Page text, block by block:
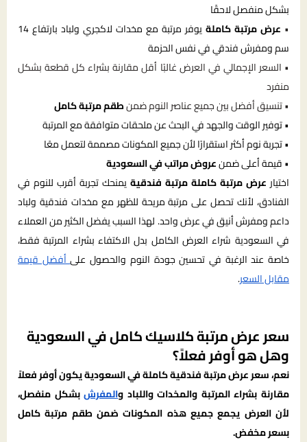
بشكل منفصل لاحقًا
• عرض مرتبة كاملة
يوفر مرتبة مع مخدات لاكجري ولباد بارتفاع 14
سم ومفرش فندقي في نفس الحزمة
• السعر الإجمالي في العرض غالبًا أقل مقارنة بشراء كل قطعة بشكل
منفرد
• تنسيق أفضل بين جميع عناصر النوم ضمنطقم مرتبة كامل
• توفير الوقت والجهد في البحث عن ملحقات متوافقة مع المرتبة
• تجربة نوم أكثر استقرارًا لأن جميع المكونات مصممة لتعمل معًا
• قيمة أعلى ضمنعروض مراتب في السعودية
اختيار عرض مرتبة كاملة مرتبة فندقيةيمنحك تجربة أقرب للنوم في
الفنادق، لأنك تحصل على مرتبة مريحة للظهر مع مخدات فندقية ولباد
داعم ومفرش أنيق في عرض واحد. لهذا السبب يفضل الكثير من العملاء
في السعودية شراء العرض الكامل بدل الاكتفاء بشراء المرتبة فقط،
خاصة عند الرغبة في تحسين جودة النوم والحصول علىأفضل قيمة
مقابل السعر.
سعر عرض مرتبة كلاسيك كامل في السعودية
وهل هو أوفر فعلاً؟
نعم، سعر عرض مرتبة فندقية كاملة في السعودية يكون أوفر فعلاً
مقارنة بشراء المرتبة والمخدات واللباد والمفرشبشكل منفصل،
لأن العرض يجمع جميع هذه المكونات ضمن طقم مرتبة كامل
بسعر مخفض.